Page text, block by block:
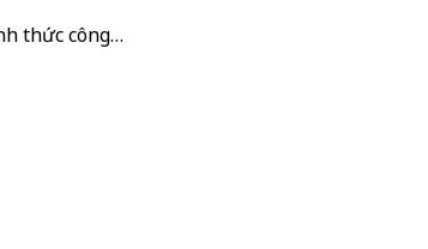
thức công…